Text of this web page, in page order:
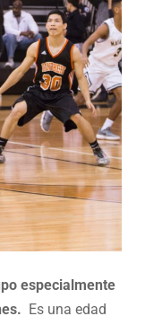
especialmente
Es una edad